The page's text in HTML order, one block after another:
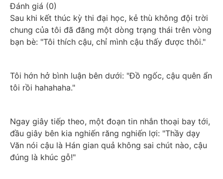
Đánh giá (0)
Sau khi kết thúc kỳ thi đại học, kẻ thù không đội trời
chung của tôi đã đăng một dòng trạng thái trên vòng
bạn bè: "Tôi thích cậu, chỉ mình cậu thấy được thôi."
Tôi hớn hở bình luận bên dưới: "Đồ ngốc, cậu quên ẩn
tôi rồi hahahaha."
Ngay giây tiếp theo, một đoạn tin nhắn thoại bay tới,
đầu giây bên kia nghiến răng nghiến lợi: "Thầy dạy
Văn nói cậu là Hán gian quả không sai chút nào, cậu
đúng là khúc gỗ!"